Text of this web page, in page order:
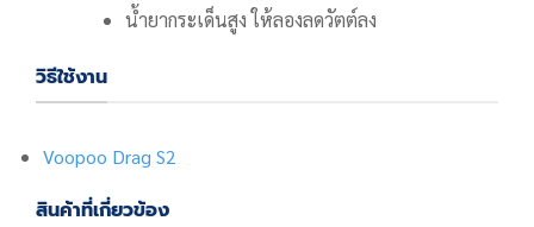
น้ำยากระเด็นสูง ให้ลองลดวัตต์ลง
วิธีใช้งาน
Voopoo Drag S2
สินค้าที่เกี่ยวข้อง